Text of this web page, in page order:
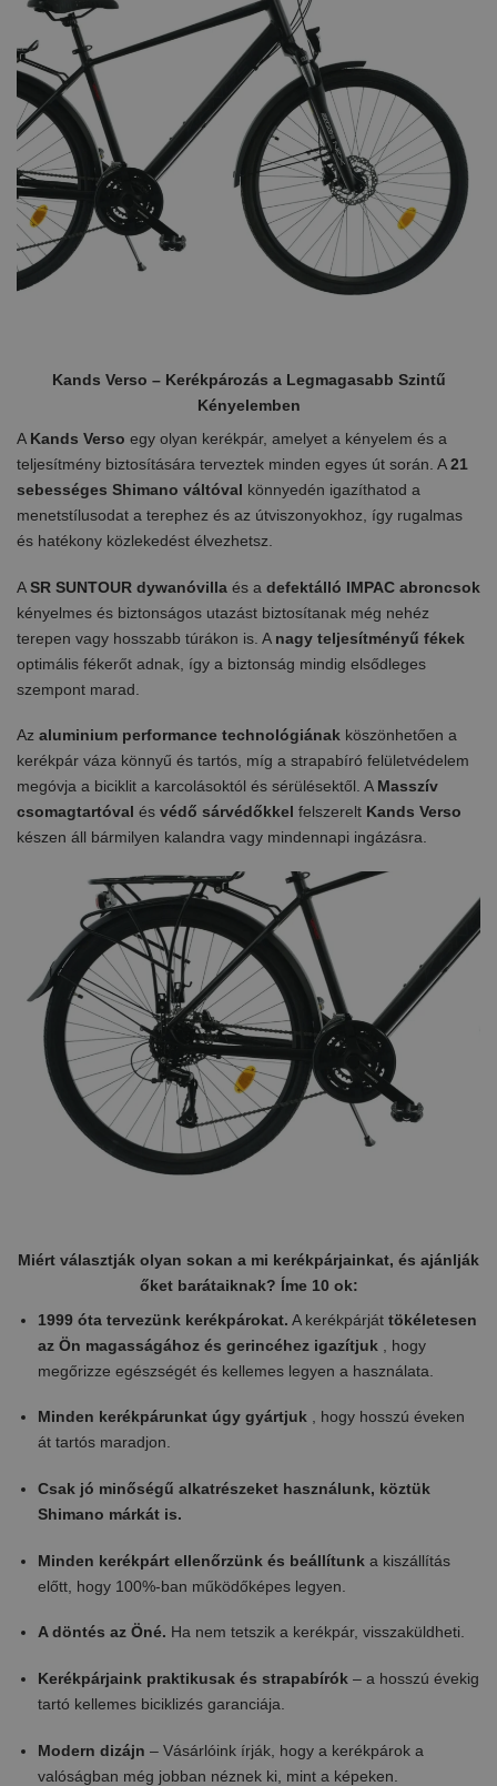
Kands Verso – Kerékpározás a Legmagasabb Szintű
Kényelemben
A Kands Verso egy olyan kerékpár, amelyet a kényelem és a
teljesítmény biztosítására terveztek minden egyes út során. A21
sebességes Shimano váltóval könnyedén igazíthatod a
menetstílusodat a terephez és az útviszonyokhoz, így rugalmas
és hatékony közlekedést élvezhetsz.
ASR SUNTOUR dywanóvilla és a defektálló IMPAC abroncsok
kényelmes és biztonságos utazást biztosítanak még nehéz
terepen vagy hosszabb túrákon is. A nagy teljesítményű fékek
optimális fékerőt adnak, így a biztonság mindig elsődleges
szempont marad.
Az aluminium performance technológiának köszönhetően a
kerékpár váza könnyű és tartós, míg a strapabíró felületvédelem
megóvja a biciklit a karcolásoktól és sérülésektől. A Masszív
csomagtartóval és védő sárvédőkkel felszerelt Kands Verso
készen áll bármilyen kalandra vagy mindennapi ingázásra.
Miért választják olyan sokan a mi kerékpárjainkat, és ajánlják
őket barátaiknak? Íme 10 ok:
1999 óta tervezünk kerékpárokat. A kerékpárját tökéletesen
az Ön magasságához és gerincéhez igazítjuk , hogy
megőrizze egészségét és kellemes legyen a használata.
Minden kerékpárunkat úgy gyártjuk, hogy hosszú éveken
át tartós maradjon.
Csak jó minőségű alkatrészeket használunk, köztük
Shimano márkát is.
Minden kerékpárt ellenőrzünk és beállítunk a kiszállítás
előtt, hogy 100%-ban működőképes legyen.
A döntés az Öné. Ha nem tetszik a kerékpár, visszaküldheti.
Kerékpárjaink praktikusak és strapabírók – a hosszú évekig
tartó kellemes biciklizés garanciája.
Modern dizájn – Vásárlóink ​​írják, hogy a kerékpárok a
valóságban még jobban néznek ki, mint a képeken.